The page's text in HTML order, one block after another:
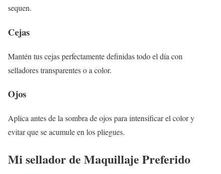
sequen.
Cejas
Mantén tus cejas perfectamente definidas todo el día con
selladores transparentes o a color.
Ojos
Aplica antes de la sombra de ojos para intensificar el color y
evitar que se acumule en los pliegues.
Mi sellador de Maquillaje Preferido